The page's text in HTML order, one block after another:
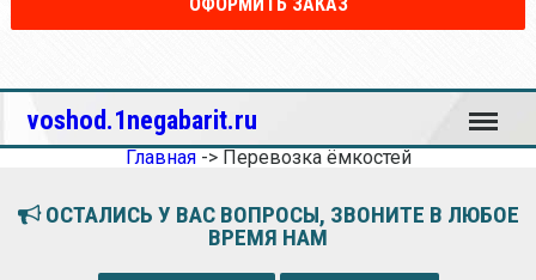
voshod.1negabarit.ru Меню
Главная-> Перевозка ёмкостей
ОСТАЛИСЬ У ВАС ВОПРОСЫ, ЗВОНИТЕ В ЛЮБОЕ
ВРЕМЯ НАМ